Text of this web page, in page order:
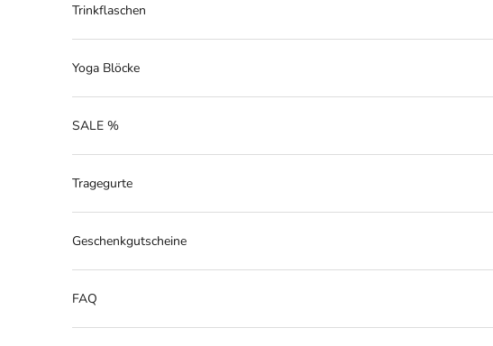
Trinkflaschen
Yoga Blöcke
SALE %
Tragegurte
Geschenkgutscheine
FAQ